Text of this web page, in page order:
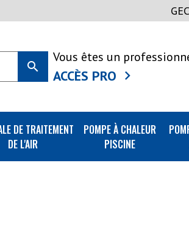
search
Vous êtes un
ACCÈS PRO
DE TRAITEMENT
DE L'AIR
POMPE À CHALEUR
PISCINE